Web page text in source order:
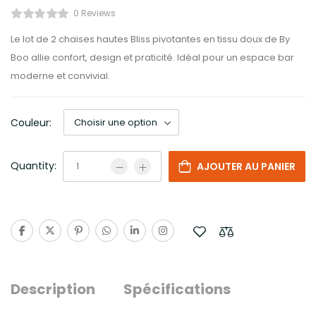
0 Reviews
Le lot de 2 chaises hautes Bliss pivotantes en tissu doux de By
Boo allie confort, design et praticité. Idéal pour un espace bar
moderne et convivial.
Couleur:
Quantity: AJOUTER AU PANIER
Description
Spécifications